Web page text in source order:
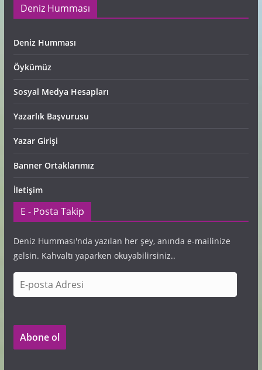
Deniz Humması
Deniz Humması
Öykümüz
Sosyal Medya Hesapları
Yazarlık Başvurusu
Yazar Girişi
Banner Ortaklarımız
İletişim
E - Posta Takip
Deniz Humması'nda yazılan her şey, anında e-mailinize
gelsin. Kahvaltı yaparken okuyabilirsiniz..
-
o
t
Abone ol